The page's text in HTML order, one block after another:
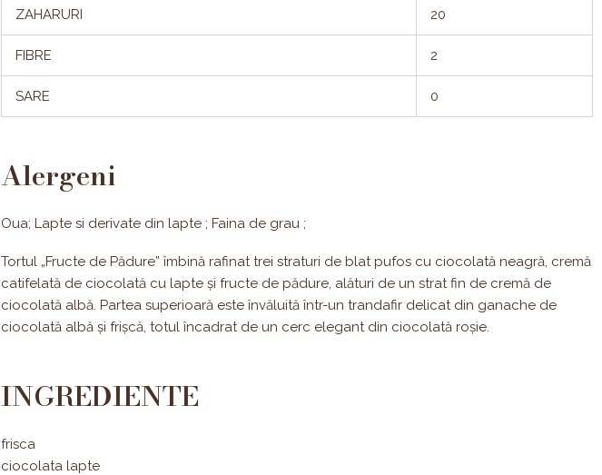
ZAHARURI 20
FIBRE 2
SARE 0
Alergeni
Oua; Lapte si derivate din lapte ; Faina de grau ;
Tortul „Fructe de Pădure” îmbină rafinat trei straturi de blat pufos cu ciocolată neagră, cremă
catifelată de ciocolată cu lapte și fructe de pădure, alături de un strat fin de cremă de
ciocolată albă. Partea superioară este învăluită într-un trandafir delicat din ganache de
ciocolată albă și frișcă, totul încadrat de un cerc elegant din ciocolată roșie.
INGREDIENTE
frisca
ciocolata lapte